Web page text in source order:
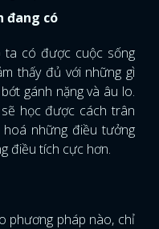
đang có
ta có được cuộc sống
thấy đủ với những gì
gánh nặng và âu lo.
học được cách trân
hoá những điều tưởng
điều tích cực hơn.
phương pháp nào, chỉ